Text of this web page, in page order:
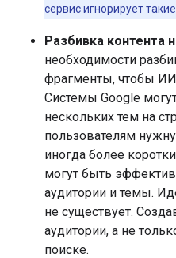
сервис игнорирует
Разбивка контента
необходимости
фрагменты, чтобы
Системы Google
нескольких тем на
пользователям
иногда более
могут быть
аудитории и темы.
не существует.
аудитории, а не
поиске.